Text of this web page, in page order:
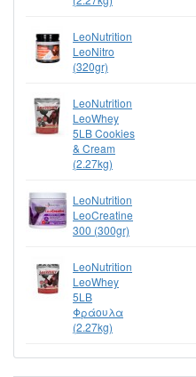
LeoNutrition
LeoNitro
(320gr)
LeoNutrition
LeoWhey
5LB Cookies
& Cream
(2.27kg)
LeoNutrition
LeoCreatine
300 (300gr)
LeoNutrition
LeoWhey
5LB
Φράουλα
(2.27kg)